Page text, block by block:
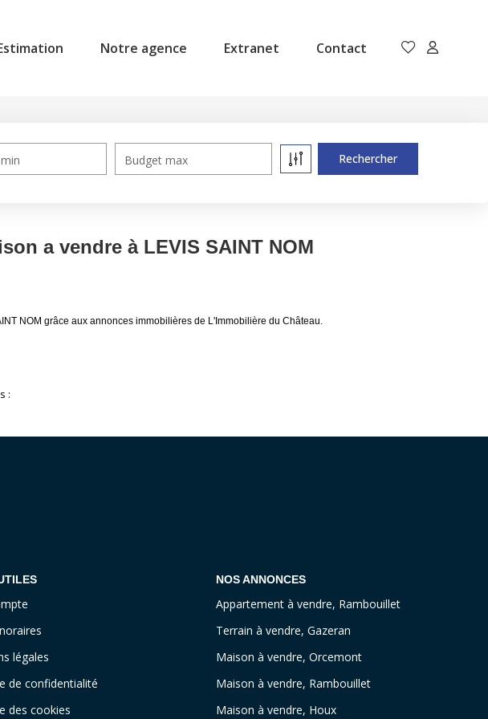
Notre agence Extranet Contact
Budget max
a vendre à LEVIS SAINT NOM
NOM grâce aux annonces immobilières de L'Immobilière du Château.
:
légales
de confidentialité
des cookies
NOS ANNONCES
Appartement à vendre, Rambouillet
Terrain à vendre, Gazeran
Maison à vendre, Orcemont
Maison à vendre, Rambouillet
Maison à vendre, Houx